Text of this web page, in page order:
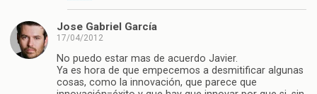
Jose Gabriel García
17/04/2012
No puedo estar mas de acuerdo Javier.
Ya es hora de que empecemos a desmitificar algunas
cosas, como la innovación, que parece que